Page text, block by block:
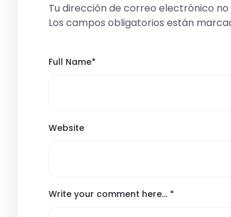
Tu dirección de correo electrónico no
Los campos obligatorios están
Full Name*
Website
Write your comment here… *